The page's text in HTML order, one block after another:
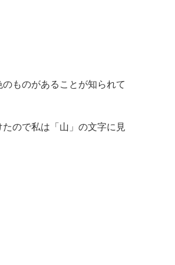
ものがあることが知られて
ので私は「山」の文字に見